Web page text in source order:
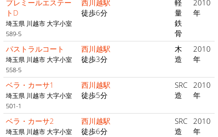
プレミールエステー
トD
埼玉県 川越市 大字小室
589-5
西川越駅
徒歩6分
軽
量
鉄
骨
2010
年
パストラルコート
埼玉県 川越市 大字小室
558-5
西川越駅
徒歩3分
木
造
2010
年
ベラ・カーサ1
埼玉県 川越市 大字小室
501-1
西川越駅
徒歩5分
SRC
造
2010
年
ベラ・カーサ2
埼玉県 川越市 大字小室
西川越駅
徒歩6分
SRC
造
2010
年